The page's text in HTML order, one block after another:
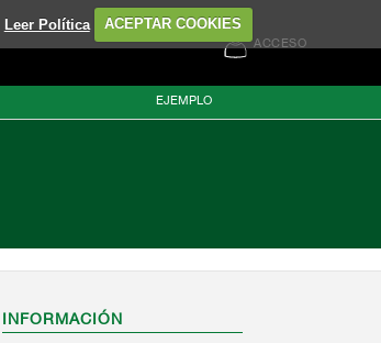
Leer Política ACEPTAR COOKIES
ACCESO
EJEMPLO
INFORMACIÓN